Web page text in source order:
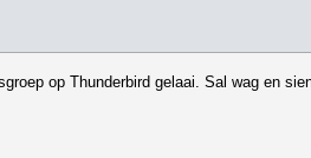
op Thunderbird gelaai. Sal wag en